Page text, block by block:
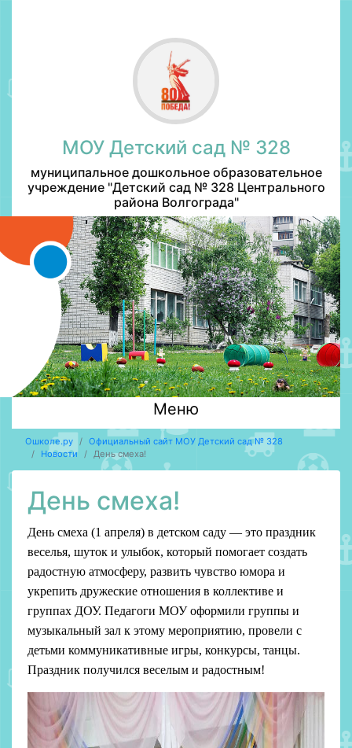
МОУ Детский сад № 328
муниципальное дошкольное образовательное
учреждение "Детский сад № 328 Центрального
района Волгограда"
Меню
Ошколе.ру
Официальный сайт МОУ Детский сад № 328
Новости
День смеха!
День смеха!
День смеха (1 апреля) в детском саду — это праздник
веселья, шуток и улыбок, который помогает создать
радостную атмосферу, развить чувство юмора и
укрепить дружеские отношения в коллективе и
группах ДОУ. Педагоги МОУ оформили группы и
музыкальный зал к этому мероприятию, провели с
детьми коммуникативные игры, конкурсы, танцы.
Праздник получился веселым и радостным!